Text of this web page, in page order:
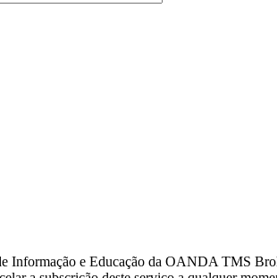
Informação e Educação da OANDA TMS